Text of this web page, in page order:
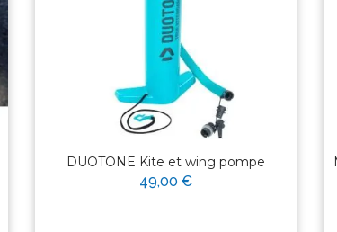
DUOTONE Kite et wing pompe
49,00 €